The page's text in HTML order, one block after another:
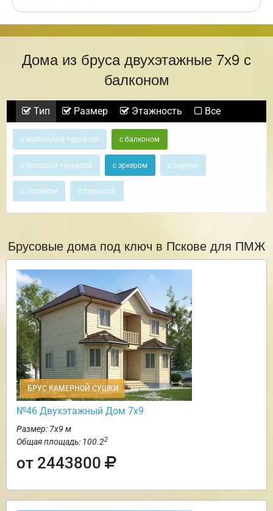
Дома из бруса двухэтажные 7х9 с
балконом
Тип Размер Этажность Все
с маленькой террасой с балконом
с большой террасой с эркером с сауной
с гаражом с террасой
Брусовые дома под ключ в Пскове для ПМЖ
БРУС КАМЕРНОЙ СУШКИ
№46 Двухэтажный Дом 7х9
Размер: 7х9 м
Общая площадь: 100.22
от 2443800